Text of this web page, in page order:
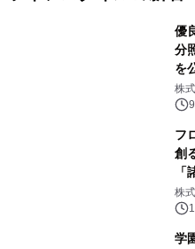
優
分
を
株
フ
創
(日
株
学